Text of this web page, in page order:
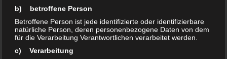
Allerdings existieren noch eine ganze Reihe viel stärkerer
Oxidationsmittel als gasförmiger Luftsauerstoff. Solche
starken Oxidationsmittel wären beispielsweise Ozon, Fluor,
Chlor, Hypochlorite, Permanganate, Schwefeloxide,
Stickoxide, Perborate, Percarbonate, Persäuren und
b) betroffene Person
Betroffene Person ist jede identifizierte oder identifizierbare
natürliche Person, deren personenbezogene Daten von dem
für die Verarbeitung Verantwortlichen verarbeitet werden.
c) Verarbeitung